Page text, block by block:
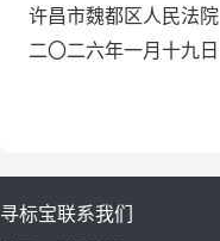
许昌市魏都区人民法院
二〇二六年一月十九 日
寻标宝联系我们